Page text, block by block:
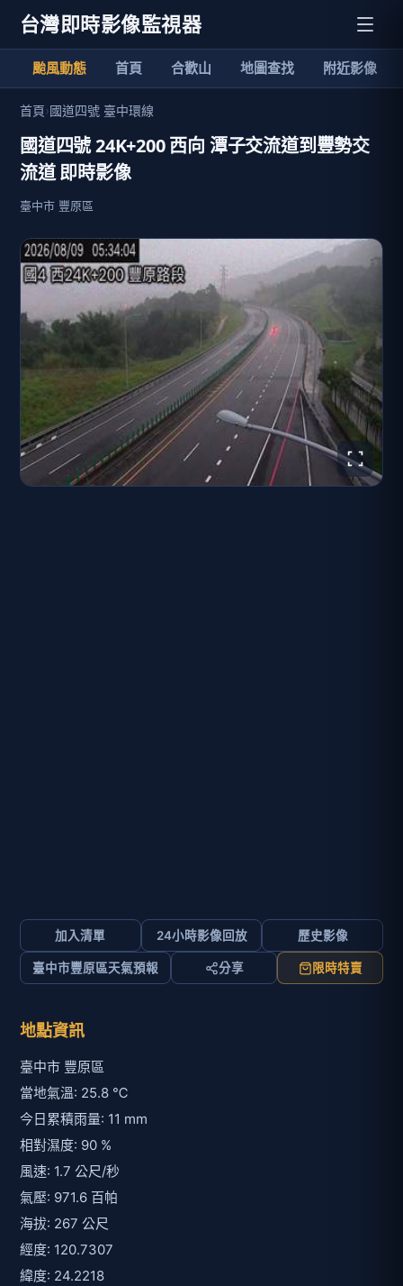
台灣即時影像監視器
颱風動態 首頁 合歡山 地圖查找 附近影像
首頁›國道四號 臺中環線
國道四號 24K+200 西向 潭子交流道到豐勢交
流道 即時影像
臺中市 豐原區
加入清單 24小時影像回放 歷史影像
臺中市豐原區天氣預報 分享 限時特賣
地點資訊
臺中市 豐原區
當地氣溫: 25.8 ℃
今日累積雨量: 11 mm
相對濕度: 90 %
風速: 1.7 公尺/秒
氣壓: 971.6 百帕
海拔: 267 公尺
經度: 120.7307
緯度: 24.2218